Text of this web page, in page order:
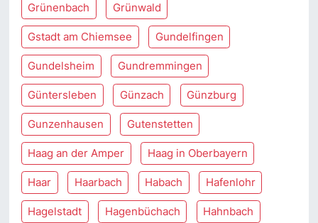
Grünenbach Grünwald
Gstadt am Chiemsee Gundelfingen
Gundelsheim Gundremmingen
Güntersleben Günzach Günzburg
Gunzenhausen Gutenstetten
Haag an der Amper Haag in Oberbayern
Haar Haarbach Habach Hafenlohr
Hagelstadt Hagenbüchach Hahnbach